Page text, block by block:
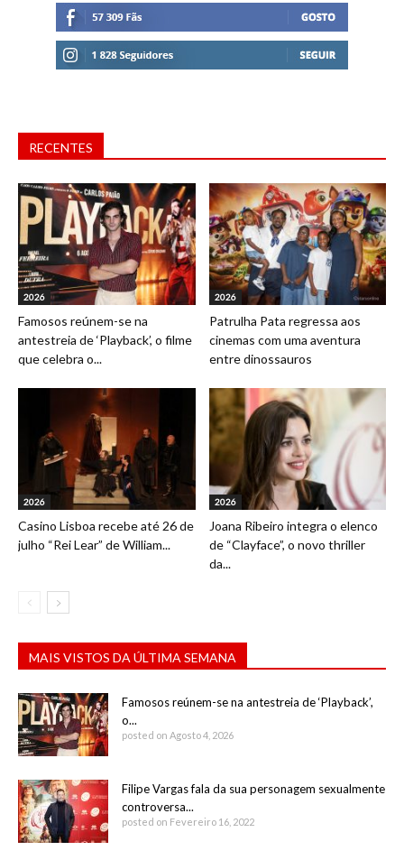
RECENTES
2026
Famosos reúnem-se na
antestreia de ‘Playback’, o filme
que celebra o...
2026
Patrulha Pata regressa aos
cinemas com uma aventura
entre dinossauros
2026
Casino Lisboa recebe até 26 de
julho “Rei Lear” de William...
2026
Joana Ribeiro integra o elenco
de “Clayface”, o novo thriller
da...
MAIS VISTOS DA ÚLTIMA SEMANA
Famosos reúnem-se na antestreia de ‘Playback’,
o...
posted on Agosto 4, 2026
Filipe Vargas fala da sua personagem sexualmente
controversa...
posted on Fevereiro 16, 2022